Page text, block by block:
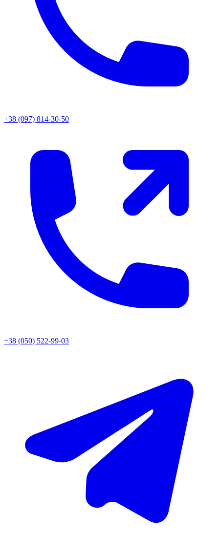
+38 (097) 814-30-50
+38 (050) 522-99-03